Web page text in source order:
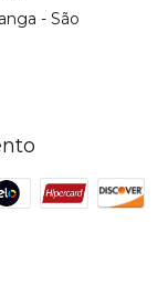
- São